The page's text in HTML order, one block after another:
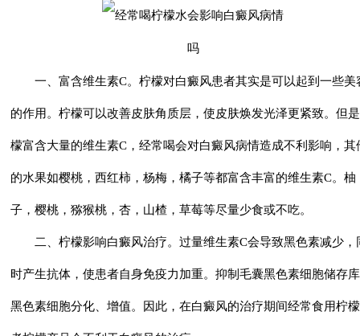
一、富含维生素C。柠檬对白癜风患者其实是可以起到一些美
的作用。柠檬可以改善皮肤角质层，使皮肤焕发光泽更紧致。但
檬富含大量的维生素C，经常喝会对白癜风病情造成不利影响，其
的水果如樱桃，西红柿，杨梅，橘子等都富含丰富的维生素C。柚
子，樱桃，猕猴桃，杏，山楂，草莓等尽量少食或不吃。
二、柠檬影响白癜风治疗。过量维生素C会导致黑色素减少，
时产生抗体，使患者自身免疫力加重。抑制毛囊黑色素细胞储存
黑色素细胞分化、增值。因此，在白癜风的治疗期间经常食用柠